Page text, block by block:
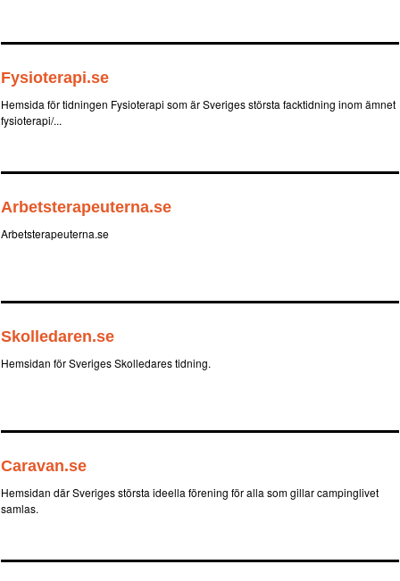
Fysioterapi.se
Hemsida för tidningen Fysioterapi som är Sveriges största facktidning inom ämnet
fysioterapi/...
Arbetsterapeuterna.se
Arbetsterapeuterna.se
Skolledaren.se
Hemsidan för Sveriges Skolledares tidning.
Caravan.se
Hemsidan där Sveriges största ideella förening för alla som gillar campinglivet
samlas.